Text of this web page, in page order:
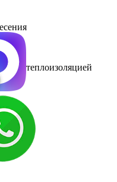
теплоизоляцией